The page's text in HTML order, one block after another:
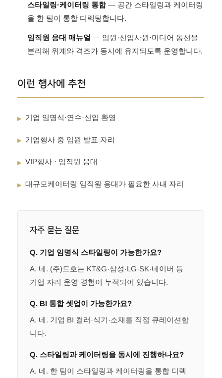
스타일링·케이터링 통합— 공간 스타일링과 케이터링
을 한 팀이 통합 디렉팅합니다.
임직원 응대 매뉴얼 — 임원·신입사원·미디어 동선을
분리해 위계와 격조가 동시에 유지되도록 운영합니다.
이런 행사에 추천
▸ 기업 임명식·연수·신입 환영
▸ 기업행사 중 임원 발표 자리
▸ VIP행사 · 임직원 응대
▸ 대규모케이터링 임직원 응대가 필요한 사내 자리
자주 묻는 질문
Q. 기업 임명식 스타일링이 가능한가요?
A. 네. (주)드호는 KT&G·삼성·LG·SK·네이버 등
기업 자리 운영 경험이 누적되어 있습니다.
Q. BI 통합 셋업이 가능한가요?
A. 네. 기업 BI 컬러·식기·소재를 직접 큐레이션합
니다.
Q. 스타일링과 케이터링을 동시에 진행하나요?
A. 네. 한 팀이 스타일링과 케이터링을 통합 디렉